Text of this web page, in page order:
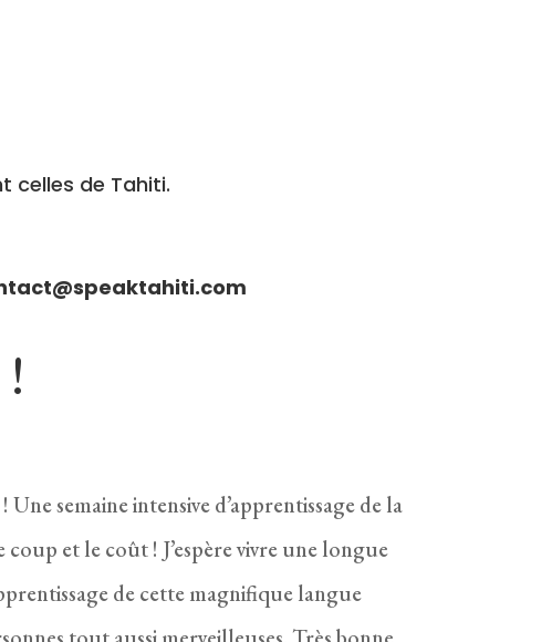
celles de Tahiti.
Une semaine intensive d’apprentissage de la
et le coût ! J’espère vivre une longue
de cette magnifique langue